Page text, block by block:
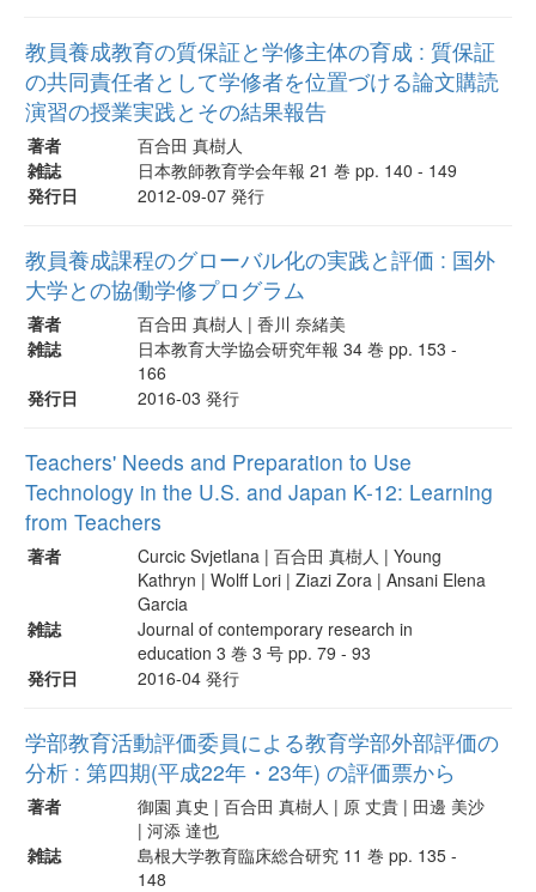
教員養成教育の質保証と学修主体の育成 : 質保証
の共同責任者として学修者を位置づける論文購読
演習の授業実践とその結果報告
著者
百合田 真樹人
雑誌
日本教師教育学会年報 21 巻 pp. 140 - 149
発行日
2012-09-07 発行
教員養成課程のグローバル化の実践と評価 : 国外
大学との協働学修プログラム
著者
百合田 真樹人 | 香川 奈緒美
雑誌
日本教育大学協会研究年報 34 巻 pp. 153 -
166
発行日
2016-03 発行
Teachers' Needs and Preparation to Use
Technology in the U.S. and Japan K-12: Learning
from Teachers
著者
Curcic Svjetlana | 百合田 真樹人 | Young
Kathryn | Wolff Lori | Ziazi Zora | Ansani Elena
Garcia
雑誌
Journal of contemporary research in
education 3 巻 3 号 pp. 79 - 93
発行日
2016-04 発行
学部教育活動評価委員による教育学部外部評価の
分析 : 第四期(平成22年・23年) の評価票から
著者
御園 真史 | 百合田 真樹人 | 原 丈貴 | 田邊 美沙
| 河添 達也
雑誌
島根大学教育臨床総合研究 11 巻 pp. 135 -
148